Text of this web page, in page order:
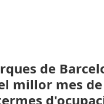
de
millor mes de